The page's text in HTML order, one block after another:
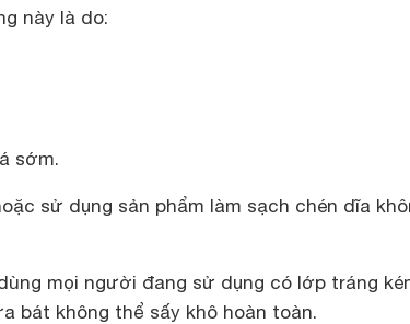
này là do:
sớm.
sử dụng sản phẩm làm sạch chén dĩa
mọi người đang sử dụng có lớp tráng
bát không thể sấy khô hoàn toàn.